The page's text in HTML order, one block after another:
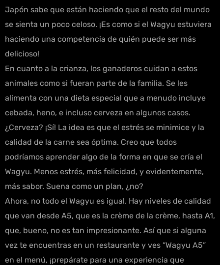
Japón sabe que están haciendo que el resto del mundo
se sienta un poco celoso. ¡Es como si el Wagyu estuviera
haciendo una competencia de quién puede ser más
delicioso!
En cuanto a la crianza, los ganaderos cuidan a estos
animales como si fueran parte de la familia. Se les
alimenta con una dieta especial que a menudo incluye
cebada, heno, e incluso cerveza en algunos casos.
¿Cerveza? ¡Sí! La idea es que el estrés se minimice y la
calidad de la carne sea óptima. Creo que todos
podríamos aprender algo de la forma en que se cría el
Wagyu. Menos estrés, más felicidad, y evidentemente,
más sabor. Suena como un plan, ¿no?
Ahora, no todo el Wagyu es igual. Hay niveles de calidad
que van desde A5, que es la crème de la crème, hasta A1,
que, bueno, no es tan impresionante. Así que si alguna
vez te encuentras en un restaurante y ves “Wagyu A5”
en el menú, ¡prepárate para una experiencia que